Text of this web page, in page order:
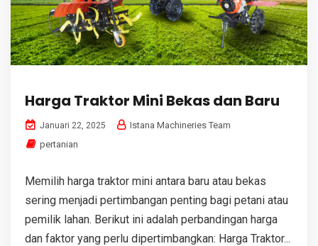
Harga Traktor Mini Bekas dan Baru
Januari 22, 2025
Istana Machineries Team
pertanian
Memilih harga traktor mini antara baru atau bekas
sering menjadi pertimbangan penting bagi petani atau
pemilik lahan. Berikut ini adalah perbandingan harga
dan faktor yang perlu dipertimbangkan: Harga Traktor...